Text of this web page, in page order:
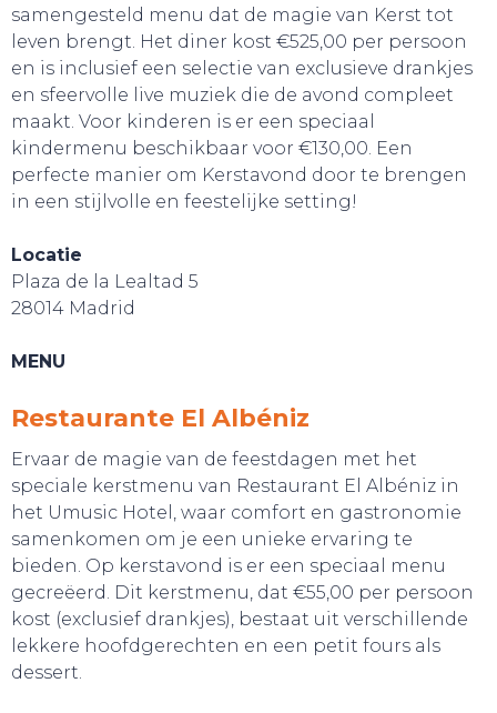
samengesteld menu dat de magie van Kerst tot
leven brengt. Het diner kost €525,00 per persoon
en is inclusief een selectie van exclusieve drankjes
en sfeervolle live muziek die de avond compleet
maakt. Voor kinderen is er een speciaal
kindermenu beschikbaar voor €130,00. Een
perfecte manier om Kerstavond door te brengen
in een stijlvolle en feestelijke setting!
Locatie
Plaza de la Lealtad 5
28014 Madrid
MENU
Restaurante El Albéniz
Ervaar de magie van de feestdagen met het
speciale kerstmenu van Restaurant El Albéniz in
het Umusic Hotel, waar comfort en gastronomie
samenkomen om je een unieke ervaring te
bieden. Op kerstavond is er een speciaal menu
gecreëerd. Dit kerstmenu, dat €55,00 per persoon
kost (exclusief drankjes), bestaat uit verschillende
lekkere hoofdgerechten en een petit fours als
dessert.